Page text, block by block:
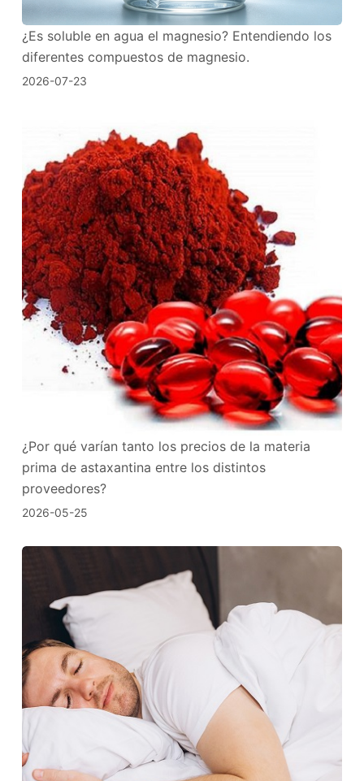
¿Es soluble en agua el magnesio? Entendiendo los
diferentes compuestos de magnesio.
2026-07-23
¿Por qué varían tanto los precios de la materia
prima de astaxantina entre los distintos
proveedores?
2026-05-25